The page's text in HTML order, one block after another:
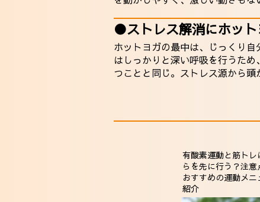
●ストレス解消にホッ
ホットヨガの最中は、じっくり
はしっかりと深い呼吸を行うた
つことと同じ。ストレス源から頭
有酸素運動と筋トレ
らを先に行う？注意
おすすめの運動メニ
紹介